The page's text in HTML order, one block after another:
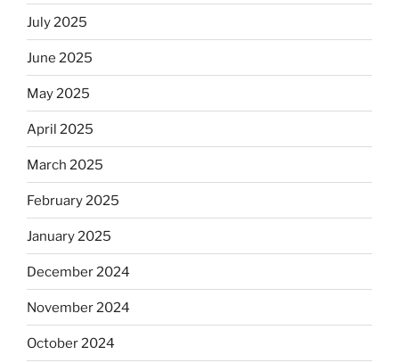
July 2025
June 2025
May 2025
April 2025
March 2025
February 2025
January 2025
December 2024
November 2024
October 2024